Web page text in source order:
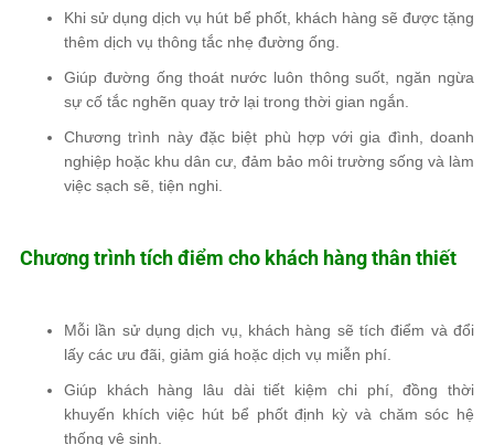
Khi sử dụng dịch vụ hút bể phốt, khách hàng sẽ được tặng
thêm dịch vụ thông tắc nhẹ đường ống.
Giúp đường ống thoát nước luôn thông suốt, ngăn ngừa
sự cố tắc nghẽn quay trở lại trong thời gian ngắn.
Chương trình này đặc biệt phù hợp với gia đình, doanh
nghiệp hoặc khu dân cư, đảm bảo môi trường sống và làm
việc sạch sẽ, tiện nghi.
Chương trình tích điểm cho khách hàng thân thiết
Mỗi lần sử dụng dịch vụ, khách hàng sẽ tích điểm và đổi
lấy các ưu đãi, giảm giá hoặc dịch vụ miễn phí.
Giúp khách hàng lâu dài tiết kiệm chi phí, đồng thời
khuyến khích việc hút bể phốt định kỳ và chăm sóc hệ
thống vệ sinh.